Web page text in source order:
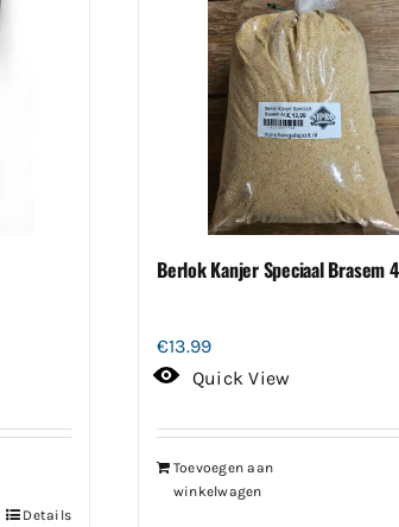
Details
Berlok Kanjer Speciaal Brasem
€13.99
Quick View
Toevoegen aan
winkelwagen